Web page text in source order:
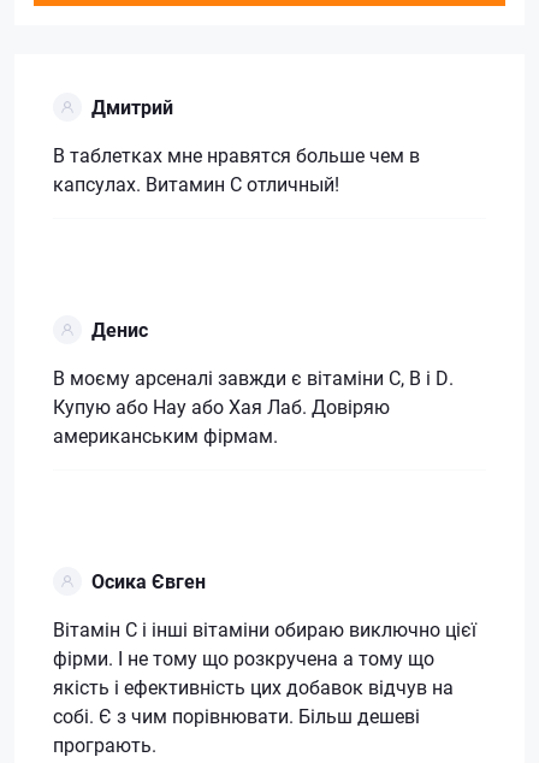
Дмитрий
В таблетках мне нравятся больше чем в
капсулах. Витамин С отличный!
Денис
В моєму арсеналі завжди є вітаміни С, В і D.
Купую або Нау або Хая Лаб. Довіряю
американським фірмам.
Осика Євген
Вітамін С і інші вітаміни обираю виключно цієї
фірми. І не тому що розкручена а тому що
якість і ефективність цих добавок відчув на
собі. Є з чим порівнювати. Більш дешеві
програють.